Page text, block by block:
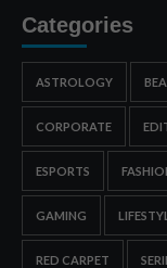
Categories
ASTROLOGY
CORPORATE
ESPORTS
GAMING
RED CARPET